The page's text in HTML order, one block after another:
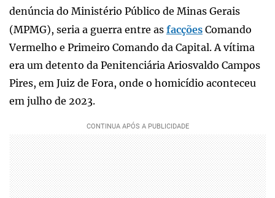
denúncia do Ministério Público de Minas Gerais
(MPMG), seria a guerra entre as facções Comando
Vermelho e Primeiro Comando da Capital. A vítima
era um detento da Penitenciária Ariosvaldo Campos
Pires, em Juiz de Fora, onde o homicídio aconteceu
em julho de 2023.